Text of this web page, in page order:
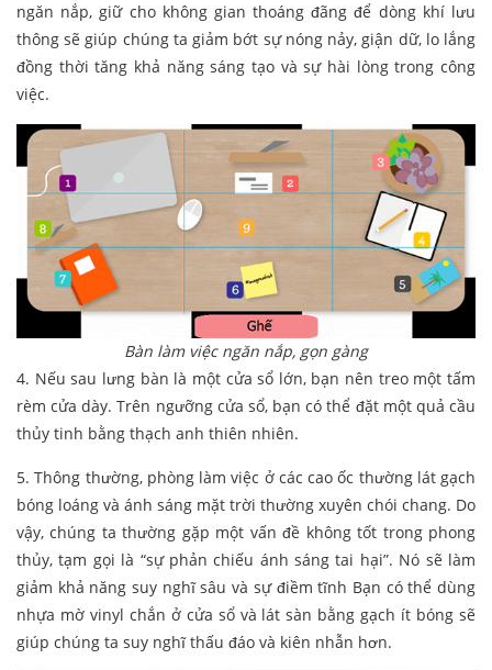
ngăn nắp, giữ cho không gian thoáng đãng để dòng khí lưu
thông sẽ giúp chúng ta giảm bớt sự nóng nảy, giận dữ, lo lắng
đồng thời tăng khả năng sáng tạo và sự hài lòng trong công
việc.
Bàn làm việc ngăn nắp, gọn gàng
4. Nếu sau lưng bàn là một cửa sổ lớn, bạn nên treo một tấm
rèm cửa dày. Trên ngưỡng cửa sổ, bạn có thể đặt một quả cầu
thủy tinh bằng thạch anh thiên nhiên.
5. Thông thường, phòng làm việc ở các cao ốc thường lát gạch
bóng loáng và ánh sáng mặt trời thường xuyên chói chang. Do
vậy, chúng ta thường gặp một vấn đề không tốt trong phong
thủy, tạm gọi là “sự phản chiếu ánh sáng tai hại”. Nó sẽ làm
giảm khả năng suy nghĩ sâu và sự điềm tĩnh Bạn có thể dùng
nhựa mờ vinyl chắn ở cửa sổ và lát sàn bằng gạch ít bóng sẽ
giúp chúng ta suy nghĩ thấu đáo và kiên nhẫn hơn.